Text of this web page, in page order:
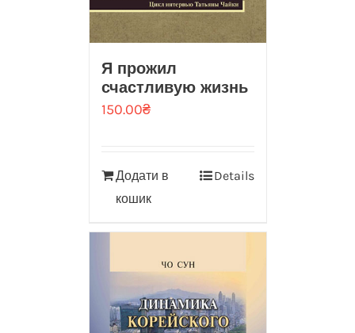
Я прожил
счастливую жизнь
150.00₴
Додати в
кошик
Details